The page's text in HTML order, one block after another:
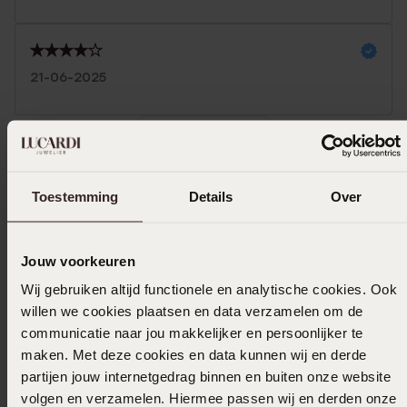
Toestemming Details Over
Jouw voorkeuren
Wij gebruiken altijd functionele en analytische cookies. Ook
willen we cookies plaatsen en data verzamelen om de
communicatie naar jou makkelijker en persoonlijker te
maken. Met deze cookies en data kunnen wij en derde
partijen jouw internetgedrag binnen en buiten onze website
volgen en verzamelen. Hiermee passen wij en derden onze
21-06-2025
Selecteer maat & bestel
Ook leuk voor jou